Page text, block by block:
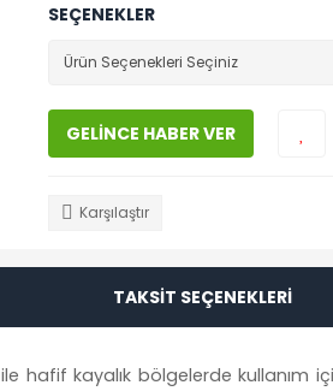
SEÇENEKLER
GELİNCE HABER VER
Karşılaştır
TAKSİT SEÇENEKLERİ
kayalık bölgelerde kullanım